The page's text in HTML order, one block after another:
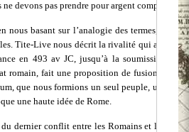
devons pas prendre pour argent comptant
nous basant sur l’analogie des termes,
Tite-Live nous décrit la rivalité qui a
en 493 av JC, jusqu’à la soumission
romain, fait une proposition de fusion des
que nous formions un seul peuple, un
une haute idée de Rome.
dernier conflit entre les Romains et les